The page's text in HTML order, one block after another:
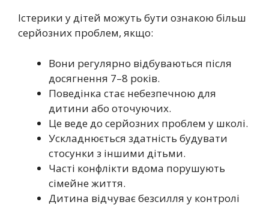
Істерики у дітей можуть бути ознакою більш
серйозних проблем, якщо:
Вони регулярно відбуваються після
досягнення 7–8 років.
Поведінка стає небезпечною для
дитини або оточуючих.
Це веде до серйозних проблем у школі.
Ускладнюється здатність будувати
стосунки з іншими дітьми.
Часті конфлікти вдома порушують
сімейне життя.
Дитина відчуває безсилля у контролі